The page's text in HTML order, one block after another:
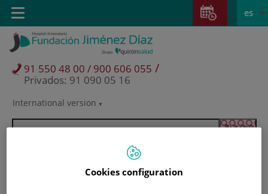
Saltar al contenido
Saltar
contenido
Selector
idioma
activo
es
International version
91 550 48 00 / 900 606 055 /
Privados: 91 090 05 16
Toggle
navigation
Cookies configuration